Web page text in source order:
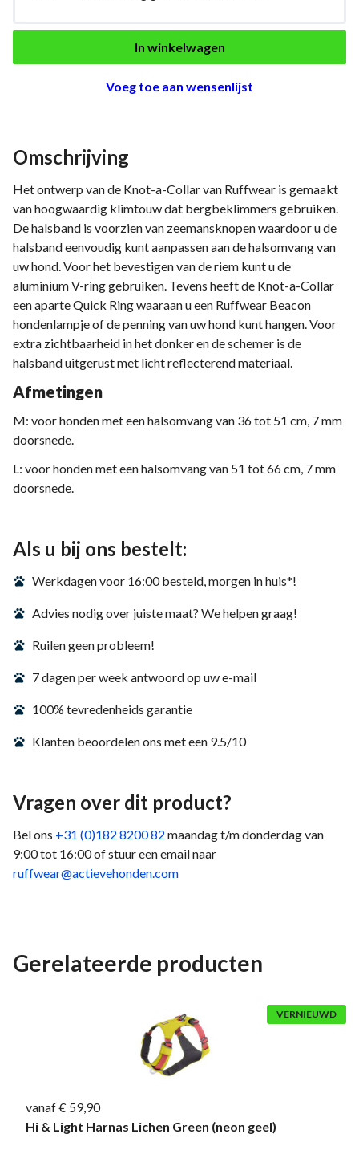
In winkelwagen
Voeg toe aan wensenlijst
Omschrijving
Het ontwerp van de Knot-a-Collar van Ruffwear is gemaakt
van hoogwaardig klimtouw dat bergbeklimmers gebruiken.
De halsband is voorzien van zeemansknopen waardoor u de
halsband eenvoudig kunt aanpassen aan de halsomvang van
uw hond. Voor het bevestigen van de riem kunt u de
aluminium V-ring gebruiken. Tevens heeft de Knot-a-Collar
een aparte Quick Ring waaraan u een Ruffwear Beacon
hondenlampje of de penning van uw hond kunt hangen. Voor
extra zichtbaarheid in het donker en de schemer is de
halsband uitgerust met licht reflecterend materiaal.
Afmetingen
M: voor honden met een halsomvang van 36 tot 51 cm, 7 mm
doorsnede.
L: voor honden met een halsomvang van 51 tot 66 cm, 7 mm
doorsnede.
Als u bij ons bestelt:
Werkdagen voor 16:00 besteld, morgen in huis*!
Advies nodig over juiste maat? We helpen graag!
Ruilen geen probleem!
7 dagen per week antwoord op uw e-mail
100% tevredenheids garantie
Klanten beoordelen ons met een 9.5/10
Vragen over dit product?
Bel ons +31 (0)182 8200 82 maandag t/m donderdag van
9:00 tot 16:00 of stuur een email naar
ruffwear@actievehonden.com
Gerelateerde producten
VERNIEUWD
vanaf € 59,90
Hi & Light Harnas Lichen Green (neon geel)